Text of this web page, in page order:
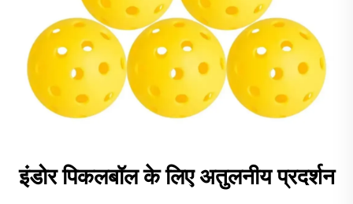
इंडोर पिकलबॉल के लिए अतुलनीय प्रदर्शन